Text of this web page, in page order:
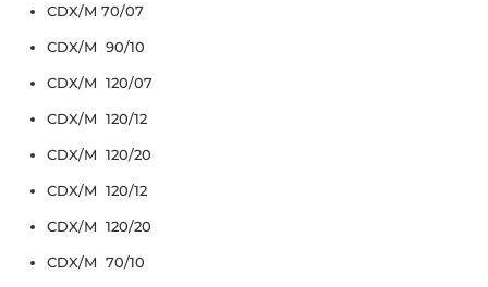
CDX/M 70/07
CDX/M 90/10
CDX/M 120/07
CDX/M 120/12
CDX/M 120/20
CDX/M 120/12
CDX/M 120/20
CDX/M 70/10